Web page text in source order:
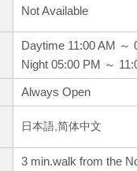
Not Available
Daytime 11:00 AM ～
Night 05:00 PM ～
Always Open
日本語,简体中文
3 min.walk from the